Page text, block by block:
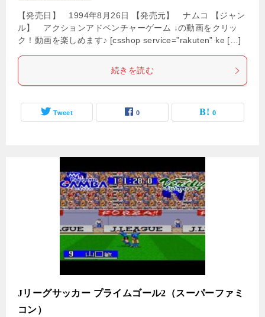
【発売日】 1994年8月26日 【発売元】 ナムコ 【ジャン
ル】 アクションアドベンチャーゲーム ↓の動画をクリッ
ク！動画を楽しめます♪ [csshop service=”rakuten” ke […]
続きを読む
Tweet 0 0
Jリーグサッカー プライムゴール2（スーパーファミ
コン）